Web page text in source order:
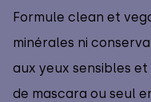
Formule clean et
minérales ni
aux yeux sensibles
de mascara ou seul